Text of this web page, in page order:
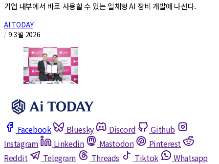
기업 내부에서 바로 사용할 수 있는 일체형 AI 장비 개발에 나선다.
AI TODAY
/ 9 3월 2026
Facebook Bluesky Discord
Github
Instagram
Linkedin Mastodon
Pinterest
Reddit
Telegram Threads Tiktok Whatsapp